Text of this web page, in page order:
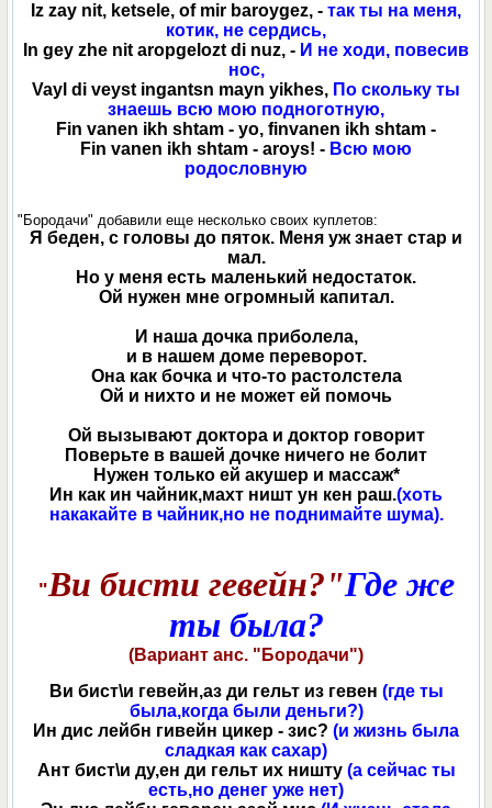
Iz zay nit, ketsele, of mir baroygez, - так ты на меня,
котик, не сердись,
In gey zhe nit aropgelozt di nuz, - И не ходи, повесив
нос,
Vayl di veyst ingantsn mayn yikhes, По скольку ты
знаешь всю мою подноготную,
Fin vanen ikh shtam - yo, finvanen ikh shtam -
Fin vanen ikh shtam - aroys! - Всю мою
родословную
"Бородачи" добавили еще несколько своих куплетов:
Я беден, с головы до пяток. Меня уж знает стар и
мал.
Но у меня есть маленький недостаток.
Ой нужен мне огромный капитал.
И наша дочка приболела,
и в нашем доме переворот.
Она как бочка и что-то растолстела
Ой и нихто и не может ей помочь
Ой вызывают доктора и доктор говорит
Поверьте в вашей дочке ничего не болит
Нужен только ей акушер и массаж*
Ин как ин чайник,махт ништ ун кен раш.(хоть
накакайте в чайник,но не поднимайте шума).
"Ви бисти гевейн?"Где же
ты была?
(Вариант анс. "Бородачи")
Ви бист\и гевейн,аз ди гельт из гевен (где ты
была,когда были деньги?)
Ин дис лейбн гивейн цикер - зис? (и жизнь была
сладкая как сахар)
Ант бист\и ду,ен ди гельт их ништу (а сейчас ты
есть,но денег уже нет)